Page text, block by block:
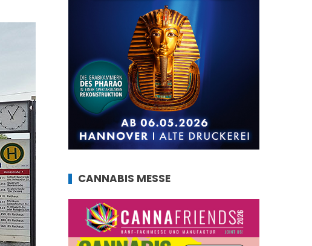
CANNABIS MESSE